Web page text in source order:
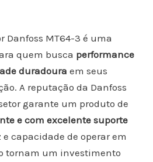
Danfoss MT64-3 é uma
quem busca performance
duradoura em seus
A reputação da Danfoss
garante um produto de
e com excelente suporte
e capacidade de operar em
tornam um investimento